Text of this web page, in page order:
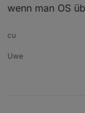
wenn man OS
cu
Uwe